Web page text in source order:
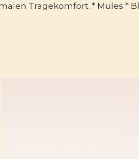
Tragekomfort. * Mules *